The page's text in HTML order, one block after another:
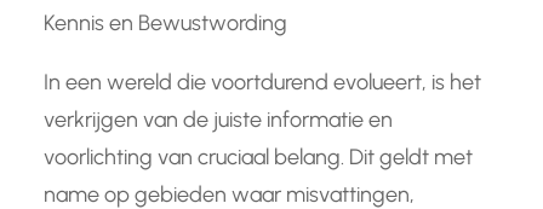
Kennis en Bewustwording
In een wereld die voortdurend evolueert, is het
verkrijgen van de juiste informatie en
voorlichting van cruciaal belang. Dit geldt met
name op gebieden waar misvattingen,